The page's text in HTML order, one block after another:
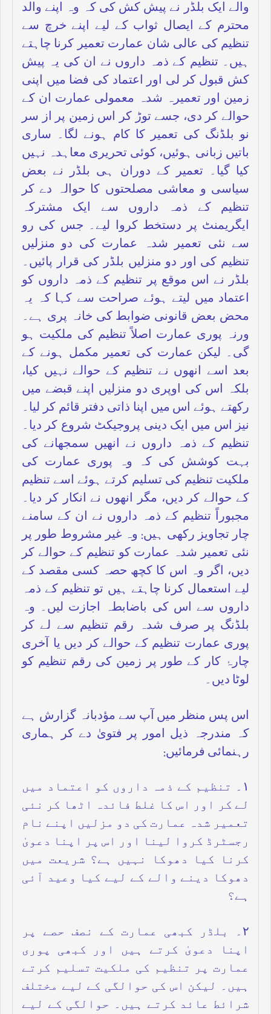
والے ایک بلڈر نے پیش کش کی کہ وہ اپنے والد
محترم کے ایصال ثواب کے لیے اپنے خرچ سے
تنظیم کی عالی شان عمارت تعمیر کرنا چاہتے
ہیں۔ تنظیم کے ذمہ داروں نے ان کی یہ پیش
کش قبول کر لی اور اعتماد کی فضا میں اپنی
زمین اور تعمیرہ شدہ معمولی عمارت ان کے
حوالے کر دی، جسے توڑ کر اس زمین پر از سر
نو بلڈنگ کی تعمیر کا کام ہونے لگا۔ ساری
باتیں زبانی ہوئیں، کوئی تحریری معاہدہ نہیں
کیا گیا۔ تعمیر کے دوران ہی بلڈر نے بعض
سیاسی و معاشی مصلحتوں کا حوالہ دے کر
تنظیم کے ذمہ داروں سے ایک مشترکہ
ایگریمنٹ پر دستخط کروا لیے۔ جس کی رو
سے نئی تعمیر شدہ عمارت کی دو منزلیں
تنظیم کی اور دو منزلیں بلڈر کی قرار پائیں۔
بلڈر نے اس موقع پر تنظیم کے ذمہ داروں کو
اعتماد میں لیتے ہوئے صراحت سے کہا کہ یہ
محض بعض قانونی ضوابط کی خانہ پری ہے۔
ورنہ پوری عمارت اصلاً تنظیم کی ملکیت ہو
گی۔ لیکن عمارت کی تعمیر مکمل ہونے کے
بعد اسے انھوں نے تنظیم کے حوالے نہیں کیا،
بلکہ اس کی اوپری دو منزلیں اپنے قبضے میں
رکھتے ہوئے اس میں اپنا ذاتی دفتر قائم کر لیا۔
نیز اس میں ایک دینی پروجیکٹ شروع کر دیا۔
تنظیم کے ذمہ داروں نے انھیں سمجھانے کی
بہت کوشش کی کہ وہ پوری عمارت کی
ملکیت تنظیم کی تسلیم کرتے ہوئے اسے تنظیم
کے حوالے کر دیں، مگر انھوں نے انکار کر دیا۔
مجبوراً تنظیم کے ذمہ داروں نے ان کے سامنے
چار تجاویز رکھی ہیں: وہ غیر مشروط طور پر
نئی تعمیر شدہ عمارت کو تنظیم کے حوالے کر
دیں، اگر وہ اس کا کچھ حصہ کسی مقصد کے
لیے استعمال کرنا چاہتے ہیں تو تنظیم کے ذمہ
داروں سے اس کی باضابطہ اجازت لیں۔ وہ
بلڈنگ پر صرف شدہ رقم تنظیم سے لے کر
پوری عمارت تنظیم کے حوالے کر دیں یا آخری
چارۂ کار کے طور پر زمین کی رقم تنظیم کو
لوٹا دیں۔
اس پس منظر میں آپ سے مؤدبانہ گزارش ہے
کہ مندرجہ ذیل امور پر فتویٰ دے کر ہماری
رہنمائی فرمائیں:
۱۔ تنظیم کے ذمہ داروں کو اعتماد میں
لے کر اور اس کا غلط فائدہ اٹھا کر نئی
تعمیر شدہ عمارت کی دو مزلیں اپنے نام
رجسٹرڈ کروا لینا اور اس پر اپنا دعویٰ
کرنا کیا دھوکا نہیں ہے؟ شریعت میں
دھوکا دینے والے کے لیے کیا وعید آئی
ہے؟
۲۔ بلڈر کبھی عمارت کے نصف حصے پر
اپنا دعویٰ کرتے ہیں اور کبھی پوری
عمارت پر تنظیم کی ملکیت تسلیم کرتے
ہیں۔ لیکن اس کی حوالگی کے لیے مختلف
شرائط عائد کرتے ہیں۔ حوالگی کے لیے